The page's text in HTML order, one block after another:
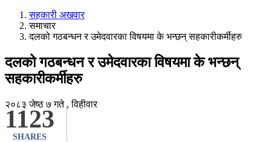
सहकारी अखवार
समाचार
दलको गठबन्धन र उमेदवारका विषयमा के भन्छन् सहकारीकर्मीहरु
दलको गठबन्धन र उमेदवारका विषयमा के भन्छन्
सहकारीकर्मीहरु
1123
SHARES
२०८३ जेष्ठ ७ गते , विहीवार